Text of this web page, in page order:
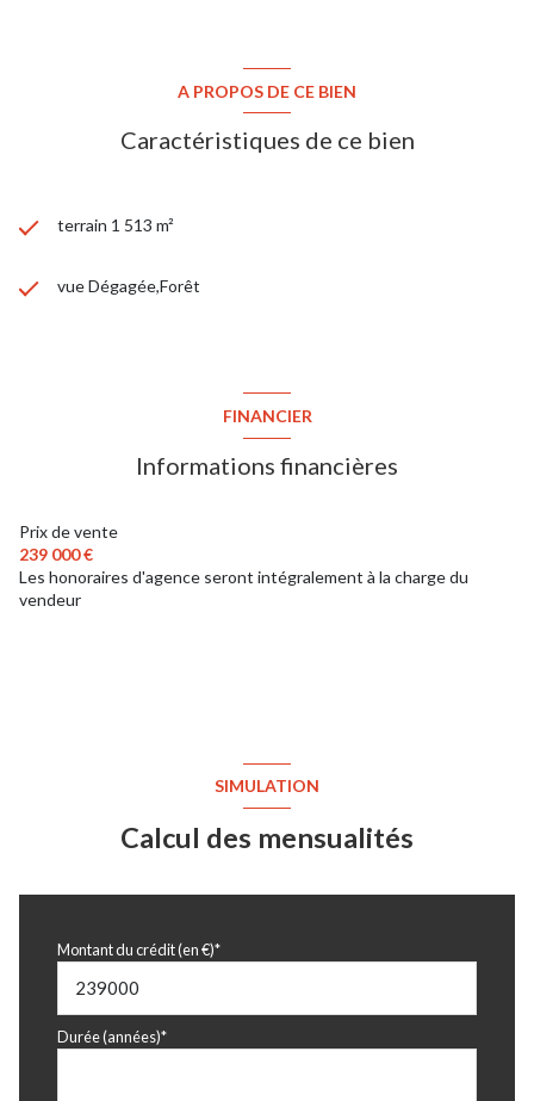
A PROPOS DE CE BIEN
Caractéristiques de ce bien
terrain 1 513 m²
vue Dégagée,Forêt
FINANCIER
Informations financières
Prix de vente
239 000 €
Les honoraires d'agence seront intégralement à la charge du
vendeur
SIMULATION
Calcul des mensualités
Montant du crédit (en €)*
Durée (années)*